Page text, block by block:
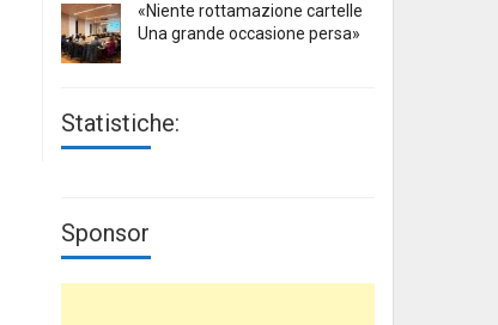
«Niente rottamazione cartelle
Una grande occasione persa»
Statistiche:
Sponsor